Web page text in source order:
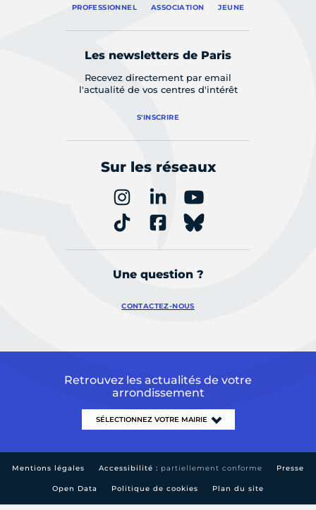
PROFESSIONNEL ASSOCIATION JEUNE
Les newsletters de Paris
Recevez directement par email
l'actualité de vos centres d'intérêt
S'INSCRIRE
Sur les réseaux
Une question ?
CONTACTEZ-NOUS
Retrouvez les actualités de votre
arrondissement
Mentions légales Accessibilité : partiellement conforme Presse
Open Data Politique de cookies Plan du site